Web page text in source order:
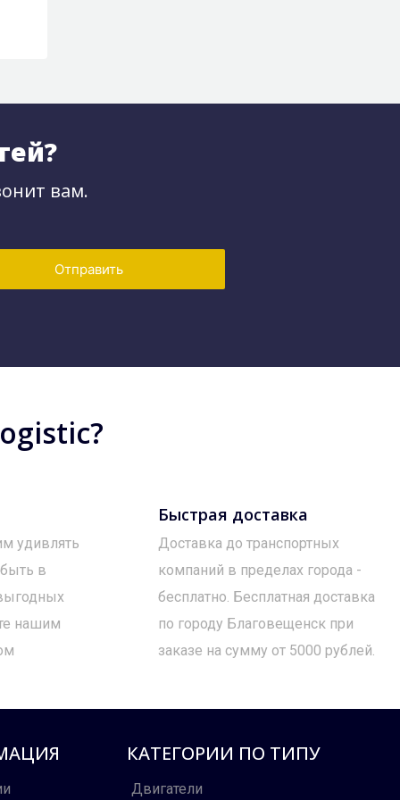
вам.
Отправить
удивлять
в
нашим
Быстрая доставка
Доставка до транспортных
компаний в пределах города -
бесплатно. Бесплатная доставка
по городу Благовещенск при
заказе на сумму от 5000 рублей.
КАТЕГОРИИ ПО ТИПУ
Двигатели